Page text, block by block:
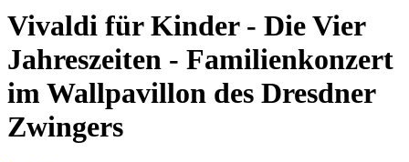
Vivaldi für Kinder - Die Vier
Jahreszeiten - Familienkonzert
im Wallpavillon des Dresdner
Zwingers